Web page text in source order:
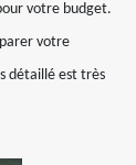
votre budget.
votre
détaillé est très